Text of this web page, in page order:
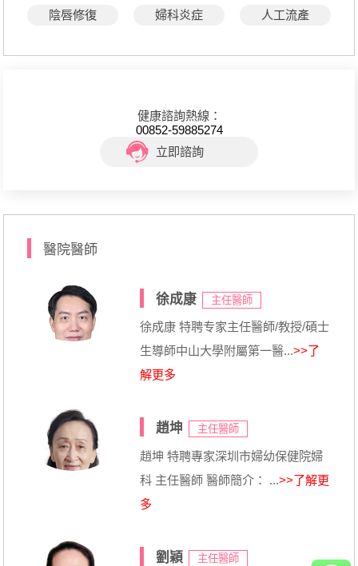
陰唇修復 婦科炎症 人工流產
健康諮詢熱線：
00852-59885274
立即諮詢
醫院醫師
徐成康 主任醫師
徐成康 特聘专家主任醫師/教授/碩士
生導師中山大學附屬第一醫...>>了
解更多
趙坤 主任醫師
趙坤 特聘專家深圳市婦幼保健院婦
科 主任醫師 醫師簡介： ...>>了解更
多
劉穎 主任醫師